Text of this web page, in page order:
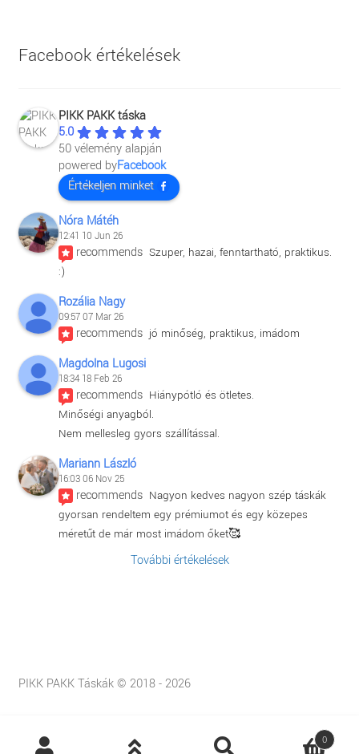
Facebook értékelések
PIKK PAKK táska
5.0
50 vélemény alapján
powered byFacebook
Értékeljen minket
Nóra Mátéh
12:41 10 Jun 26
recommends Szuper, hazai, fenntartható, praktikus.
:)
Rozália Nagy
09:57 07 Mar 26
recommends jó minőség, praktikus, imádom
Magdolna Lugosi
18:34 18 Feb 26
recommends Hiánypótló és ötletes.
Minőségi anyagból.
Nem mellesleg gyors szállítással.
Mariann László
16:03 06 Nov 25
recommends Nagyon kedves nagyon szép táskák
gyorsan rendeltem egy prémiumot és egy közepes
méretűt de már most imádom őket🥰
További értékelések
PIKK PAKK Táskák © 2018 - 2026
Products
search
0